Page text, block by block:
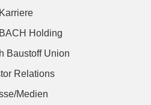
Karriere
Holding
Baustoff Union
Relations
Medien